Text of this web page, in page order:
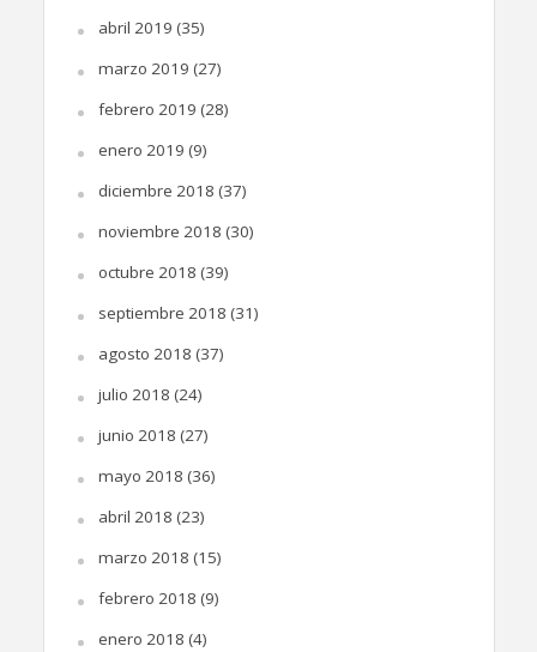
abril 2019 (35)
marzo 2019 (27)
febrero 2019 (28)
enero 2019 (9)
diciembre 2018 (37)
noviembre 2018 (30)
octubre 2018 (39)
septiembre 2018 (31)
agosto 2018 (37)
julio 2018 (24)
junio 2018 (27)
mayo 2018 (36)
abril 2018 (23)
marzo 2018 (15)
febrero 2018 (9)
enero 2018 (4)